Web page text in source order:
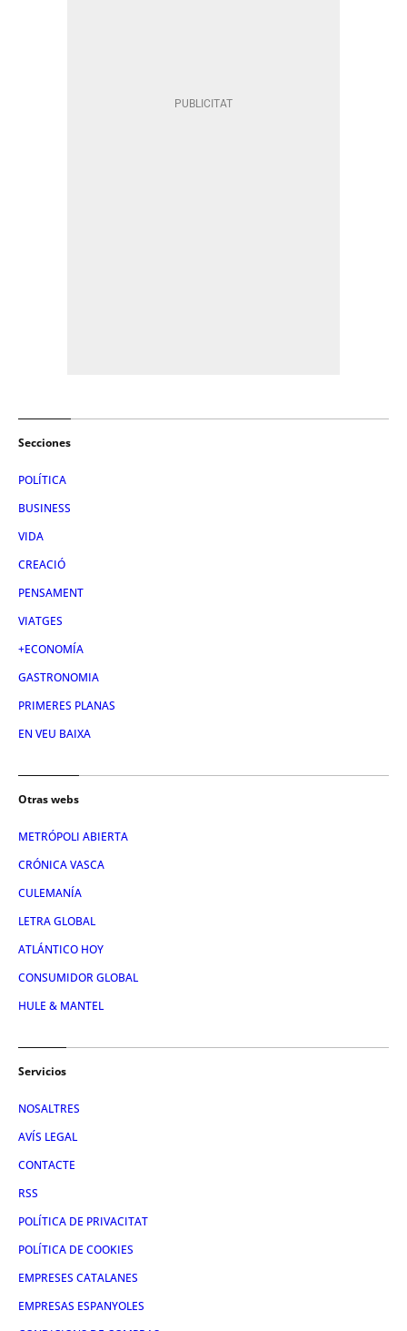
Secciones
POLÍTICA
BUSINESS
VIDA
CREACIÓ
PENSAMENT
VIATGES
+ECONOMÍA
GASTRONOMIA
PRIMERES PLANAS
EN VEU BAIXA
Otras webs
METRÓPOLI ABIERTA
CRÓNICA VASCA
CULEMANÍA
LETRA GLOBAL
ATLÁNTICO HOY
CONSUMIDOR GLOBAL
HULE & MANTEL
Servicios
NOSALTRES
AVÍS LEGAL
CONTACTE
RSS
POLÍTICA DE PRIVACITAT
POLÍTICA DE COOKIES
EMPRESES CATALANES
EMPRESAS ESPANYOLES